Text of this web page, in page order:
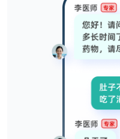
我已阅读并同意通